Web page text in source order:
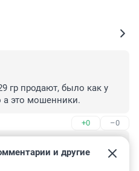
гр продают, было как у
а это мошенники.
+0 –0
Работники либо
и другие